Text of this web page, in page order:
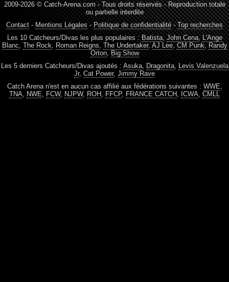
2009-2026 © Catch-Arena.com - Tous droits réservés - Reproduction totale
ou partielle interdite
Contact - Mentions Légales-Politique de confidentialité-Top recherches
Les 10 Catcheurs/Divas les plus populaires :Batista,John Cena,L'Ange
Blanc, The Rock, Roman Reigns, The Undertaker,AJ Lee,CM Punk,Randy
Orton, Big Show
Les 5 derniers Catcheurs/Divas ajoutés : Asuka, Dragonita, Levis Valenzuela
Jr, Cat Power, Jimmy Rave
Catch Arena n'est en aucun cas affilié aux fédérations suivantes : WWE,
TNA, NWE, FCW, NJPW, ROH , FFCP, FRANCE CATCH , ICWA, CMLL